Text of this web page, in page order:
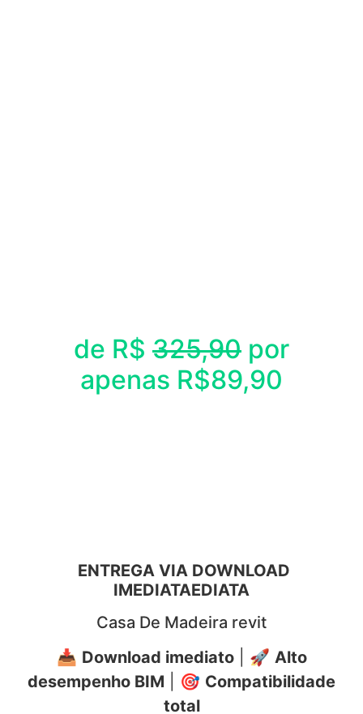
de R$ 325,90 por
apenas R$89,90
ENTREGA VIA DOWNLOAD
IMEDIATAEDIATA
Casa De Madeira revit
📥 Download imediato| 🚀 Alto
desempenho BIM | 🎯 Compatibilidade
total